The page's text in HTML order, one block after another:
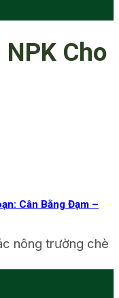
NPK Cho
Cân Bằng Đạm –
nông trường chè